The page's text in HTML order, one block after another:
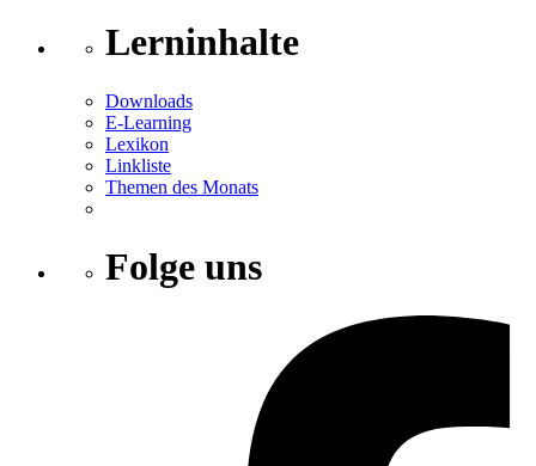
Lerninhalte
Downloads
E-Learning
Lexikon
Linkliste
Themen des Monats
Folge uns